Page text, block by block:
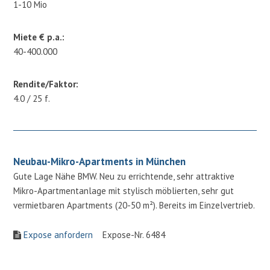
1-10 Mio
Miete € p.a.:
40-400.000
Rendite/Faktor:
4.0 / 25 f.
Neubau-Mikro-Apartments in München
Gute Lage Nähe BMW. Neu zu errichtende, sehr attraktive
Mikro-Apartmentanlage mit stylisch möblierten, sehr gut
vermietbaren Apartments (20-50 m²). Bereits im Einzelvertrieb.
Expose anfordern Expose-Nr. 6484